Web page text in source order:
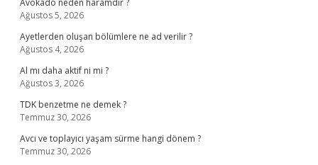
Avokado neden haramdır ?
Ağustos 5, 2026
Ayetlerden oluşan bölümlere ne ad verilir ?
Ağustos 4, 2026
Al mı daha aktif ni mi ?
Ağustos 3, 2026
TDK benzetme ne demek ?
Temmuz 30, 2026
Avcı ve toplayıcı yaşam sürme hangi dönem ?
Temmuz 30, 2026